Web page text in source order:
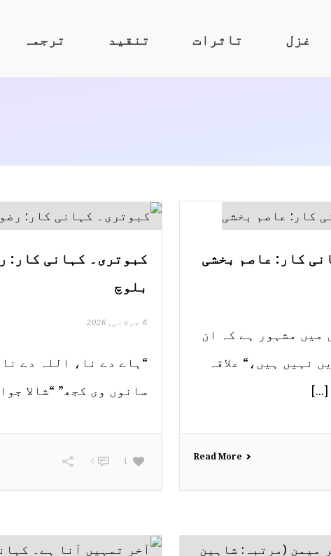
ترجمہ تنقید تاثرات غزل
کبوتری۔ کہانی کار:
بلوچ
6 جولائی, 2026
“ہاے دے نا، اللہ دے نا
سانوں وی کجھ” “شالا
1
0
کار: عاصم بخشی
میں مشہور ہے کہ ان
نہیں ہیں،“ علاقہ
Read More